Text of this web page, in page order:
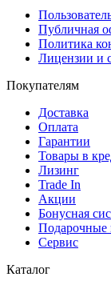
Публичная
Политика
Лицензии и
Покупателям
Доставка
Оплата
Гарантии
Товары в
Лизинг
Trade In
Акции
Бонусная
Подарочные
Сервис
Каталог